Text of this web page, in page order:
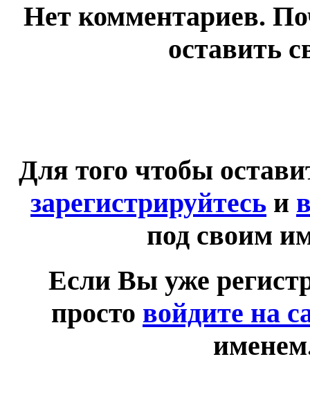
Нет комментариев.
оставить
Для того чтобы
зарегистрируйтесь и
под своим
Если Вы уже
просто войдите на